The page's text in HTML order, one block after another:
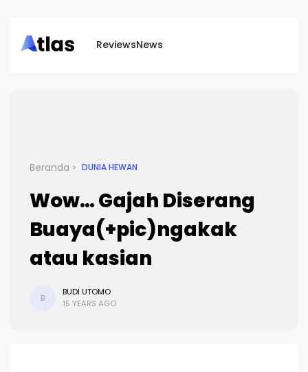
ReviewsNews
Beranda DUNIA HEWAN
Wow… Gajah Diserang
Buaya(+pic)ngakak
atau kasian
B
BUDI UTOMO
15 YEARS AGO